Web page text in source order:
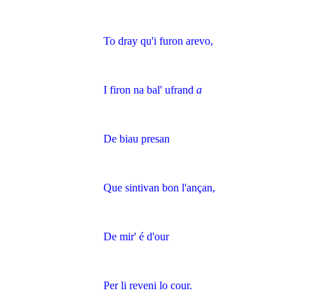
To dray qu'i furon arevo,
I firon na bal' ufrand a
De biau presan
Que sintivan bon l'ançan,
De mir' é d'our
Per li reveni lo cour.